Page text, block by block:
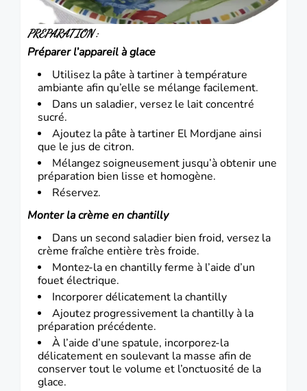
PREPARATION :
Préparer l’appareil à glace
Utilisez la pâte à tartiner à température
ambiante afin qu’elle se mélange facilement.
Dans un saladier, versez le lait concentré
sucré.
Ajoutez la pâte à tartiner El Mordjane ainsi
que le jus de citron.
Mélangez soigneusement jusqu’à obtenir une
préparation bien lisse et homogène.
Réservez.
Monter la crème en chantilly
Dans un second saladier bien froid, versez la
crème fraîche entière très froide.
Montez-la en chantilly ferme à l’aide d’un
fouet électrique.
Incorporer délicatement la chantilly
Ajoutez progressivement la chantilly à la
préparation précédente.
À l’aide d’une spatule, incorporez-la
délicatement en soulevant la masse afin de
conserver tout le volume et l’onctuosité de la
glace.